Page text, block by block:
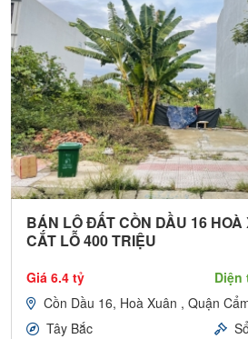
BÁN LÔ ĐẤT CỒN DẦU 16
CẮT LỖ 400 TRIỆU
Giá 6.4 tỷ Diện
Cồn Dầu 16, Hoà Xuân , Quận
Tây Bắc